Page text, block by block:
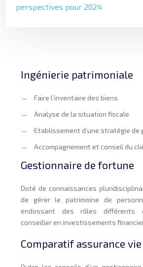
perspectives pour 2024
Ingénierie patrimoniale
→
Faire l’inventaire des biens
→
Analyse de la situation fiscale
→
Etablissement d’une stratégie de
→
Accompagnement et conseil du
Gestionnaire de fortune
Doté de connaissances
de gérer le patrimoine de
endossant des rôles différents
conseiller en investissements
Comparatif assurance vie